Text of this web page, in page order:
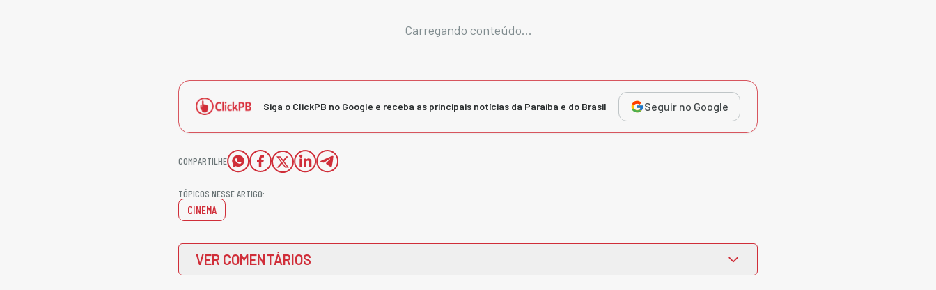
Carregando conteúdo...
Siga o ClickPB no Google e receba as principais notícias da Paraíba e do Brasil Seguir no Google
COMPARTILHE
TÓPICOS NESSE ARTIGO:
CINEMA
VER COMENTÁRIOS